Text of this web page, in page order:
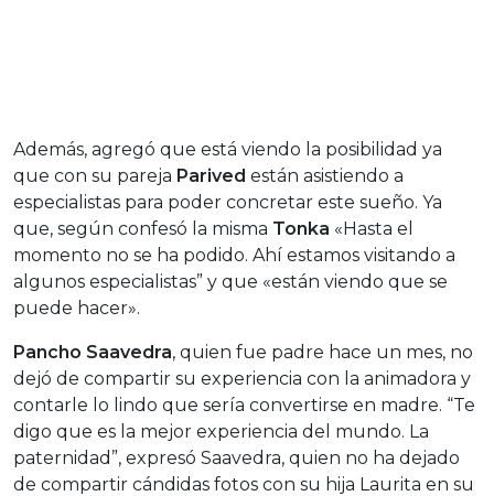
Además, agregó que está viendo la posibilidad ya
que con su pareja Parived están asistiendo a
especialistas para poder concretar este sueño. Ya
que, según confesó la misma Tonka «Hasta el
momento no se ha podido. Ahí estamos visitando a
algunos especialistas” y que «están viendo que se
puede hacer».
Pancho Saavedra, quien fue padre hace un mes, no
dejó de compartir su experiencia con la animadora y
contarle lo lindo que sería convertirse en madre. “Te
digo que es la mejor experiencia del mundo. La
paternidad”, expresó Saavedra, quien no ha dejado
de compartir cándidas fotos con su hija Laurita en su